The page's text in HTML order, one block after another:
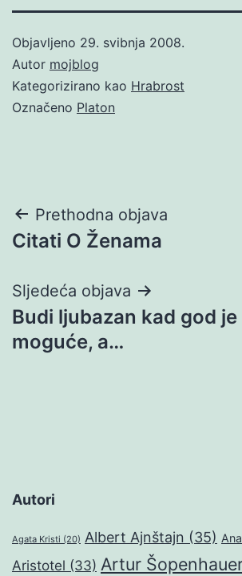
Objavljeno 29. svibnja 2008.
Autor mojblog
Kategorizirano kao Hrabrost
Označeno Platon
Navigacija
objava
Prethodna objava
Citati O Ženama
Sljedeća objava
Budi ljubazan kad god je
moguće, a…
Autori
Agata Kristi (20) Albert Ajnštajn (35)
Aristotel (33) Artur